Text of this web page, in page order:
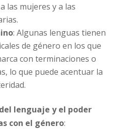
las mujeres y a las
: Algunas lenguas tienen
de género en los que
con terminaciones o
lo que puede acentuar la
lenguaje y el poder
con el género: